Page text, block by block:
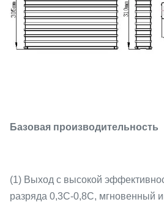
Базовая производительность
(1) Выход с высокой
разряда 0,3C-0,8C, мгновенный